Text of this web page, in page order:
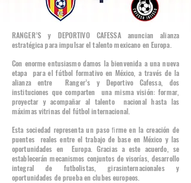
RANGER’S y DEPORTIVO CAFESSA anuncian alianza
estratégica para impulsar el talento mexicano en Europa.
Con enorme entusiasmo damos la bienvenida a una nueva
etapa para el fútbol formativo en México, a través de la
alianza entre Ranger’s y Deportivo Cafessa, dos
instituciones que comparten una misma visión: formar,
proyectar y acompañar al talento nacional hasta las
máximas vitrinas del fútbol internacional.
Esta sociedad representa un paso ﬁrme en la creación de
puentes reales entre el trabajo de base en México y las
oportunidades en Europa. Gracias a este acuerdo, se
establecerán mecanismos conjuntos de visorías, desarrollo
integral de futbolistas, girasinternacionales y
oportunidades de prueba en clubes europeos.